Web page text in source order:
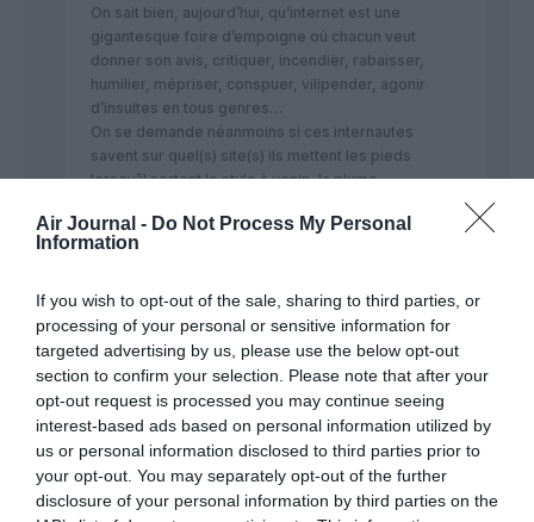
Air Journal - Do Not Process My Personal
Information
If you wish to opt-out of the sale, sharing to third parties, or
processing of your personal or sensitive information for
targeted advertising by us, please use the below opt-out
section to confirm your selection. Please note that after your
opt-out request is processed you may continue seeing
interest-based ads based on personal information utilized by
us or personal information disclosed to third parties prior to
your opt-out. You may separately opt-out of the further
disclosure of your personal information by third parties on the
On sait bien, aujourd’hui, qu’internet est une
gigantesque foire d’empoigne où chacun veut
donner son avis, critiquer, incendier, rabaisser,
humilier, mépriser, conspuer, vilipender, agonir
d’insultes en tous genres…
On se demande néanmoins si ces internautes
savent sur quel(s) site(s) ils mettent les pieds
lorsqu’il sortent le stylo à venin, la plume
Mais que vient faire ce commentaire sur ce site ?
Son auteur a-t-il un instant conscience qu’il vient de
futurs, puisque l’on saura que son premier objectif
n’est pas, comme pour 95% des internautes sur ce
site, de commenter les articles publiés, mais de
faire passer des messages en contradiction totale
avec les objectifs de ce site d’INFORMATION et pas
de PROPAGANDE ?